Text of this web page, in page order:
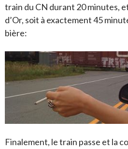
train du CN durant 20 minutes,
d’Or, soit à exactement 45
bière:
Finalement, le train passe et la